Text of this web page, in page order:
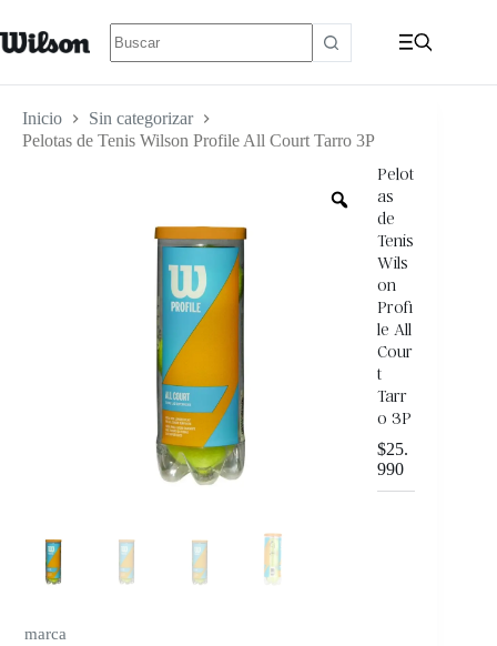
Inicio
Sin categorizar
Pelotas de Tenis Wilson Profile All Court Tarro 3P
Pelot
as
de
Tenis
Wils
on
Profi
le All
Cour
t
Tarr
o 3P
$25.
990
marca